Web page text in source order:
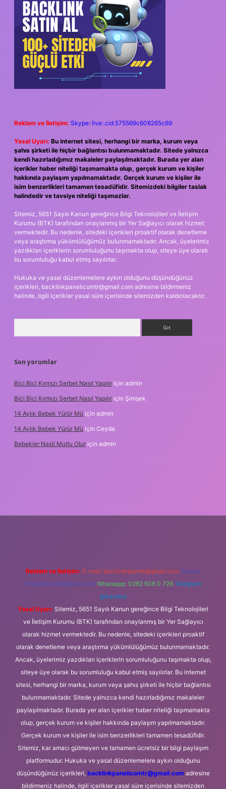
Reklam ve İletişim: Skype: live:.cid.575569c608265c69
Yasal Uyarı: Bu internet sitesi, herhangi bir marka, kurum veya
şahıs şirketi ile hiçbir bağlantısı bulunmamaktadır. Sitede yalnızca
kendi hazırladığımız makaleler paylaşılmaktadır. Burada yer alan
içerikler haber niteliği taşımamakta olup, gerçek kurum ve kişiler
hakkında paylaşım yapılmamaktadır. Gerçek kurum ve kişiler ile
isim benzerlikleri tamamen tesadüfidir. Sitemizdeki bilgiler taslak
halindedir ve tavsiye niteliği taşımazlar.
Sitemiz, 5651 Sayılı Kanun gereğince Bilgi Teknolojileri ve İletişim
Kurumu (BTK) tarafından onaylanmış bir Yer Sağlayıcı olarak hizmet
vermektedir. Bu nedenle, sitedeki içerikleri proaktif olarak denetleme
veya araştırma yükümlülüğümüz bulunmamaktadır. Ancak, üyelerimiz
yazdıkları içeriklerin sorumluluğunu taşımakta olup, siteye üye olarak
bu sorumluluğu kabul etmiş sayılırlar.
Hukuka ve yasal düzenlemelere aykırı olduğunu düşündüğünüz
içerikleri, backlinkpanelicomtr@gmail.com adresine bildirmeniz
halinde, ilgili içerikler yasal süre içerisinde sitemizden kaldırılacaktır.
Son yorumlar
Bici Bici Kırmızı Şerbet Nasıl Yapılır için admin
Bici Bici Kırmızı Şerbet Nasıl Yapılır için Şimşek
14 Aylık Bebek Yürür Mü için admin
14 Aylık Bebek Yürür Mü için Ceyda
Bebekler Nasil Mutlu Olur için admin
Reklam ve İletişim: E-mail: backlinkpaneli@gmail.com Teams:
forumhizmeti@gmail.com Whatsapp: 0262 606 0 726 Telegram:
@karabul
Yasal Uyarı: Sitemiz, 5651 Sayılı Kanun gereğince Bilgi Teknolojileri
ve İletişim Kurumu (BTK) tarafından onaylanmış bir Yer Sağlayıcı
olarak hizmet vermektedir. Bu nedenle, sitedeki içerikleri proaktif
olarak denetleme veya araştırma yükümlülüğümüz bulunmamaktadır.
Ancak, üyelerimiz yazdıkları içeriklerin sorumluluğunu taşımakta olup,
siteye üye olarak bu sorumluluğu kabul etmiş sayılırlar. Bu internet
sitesi, herhangi bir marka, kurum veya şahıs şirketi ile hiçbir bağlantısı
bulunmamaktadır. Sitede yalnızca kendi hazırladığımız makaleler
paylaşılmaktadır. Burada yer alan içerikler haber niteliği taşımamakta
olup, gerçek kurum ve kişiler hakkında paylaşım yapılmamaktadır.
Gerçek kurum ve kişiler ile isim benzerlikleri tamamen tesadüfidir.
Sitemiz, kar amacı gütmeyen ve tamamen ücretsiz bir bilgi paylaşım
platformudur. Hukuka ve yasal düzenlemelere aykırı olduğunu
düşündüğünüz içerikleri, backlinkpanelicomtr@gmail.comadresine
bildirmeniz halinde, ilgili içerikler yasal süre içerisinde sitemizden